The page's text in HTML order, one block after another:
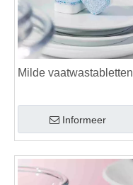
Milde vaatwastabletten
Informeer